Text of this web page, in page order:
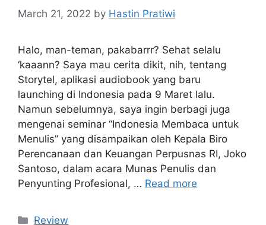
March 21, 2022 by Hastin Pratiwi
Halo, man-teman, pakabarrr? Sehat selalu
‘kaaann? Saya mau cerita dikit, nih, tentang
Storytel, aplikasi audiobook yang baru
launching di Indonesia pada 9 Maret lalu.
Namun sebelumnya, saya ingin berbagi juga
mengenai seminar “Indonesia Membaca untuk
Menulis” yang disampaikan oleh Kepala Biro
Perencanaan dan Keuangan Perpusnas RI, Joko
Santoso, dalam acara Munas Penulis dan
Penyunting Profesional, … Read more
Categories
Review